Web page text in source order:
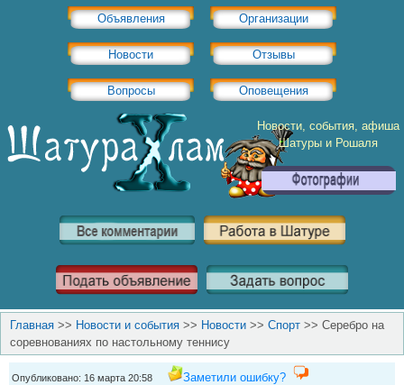
Объявления Организации
Новости Отзывы
Вопросы Оповещения
Новости, события, афиша
Шатуры и Рошаля
Главная >> Новости и события >> Новости >> Спорт >> Серебро на
соревнованиях по настольному теннису
Опубликовано: 16 марта 20:58
Заметили ошибку?